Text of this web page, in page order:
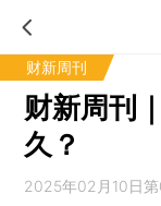
财新周刊
财新周刊
久？
2025年02月10日